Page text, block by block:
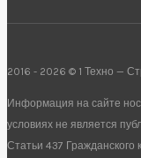
2016 - 2026 © 1 Техно —
Информация на сайте
условиях не является
Статьи 437 Гражданского